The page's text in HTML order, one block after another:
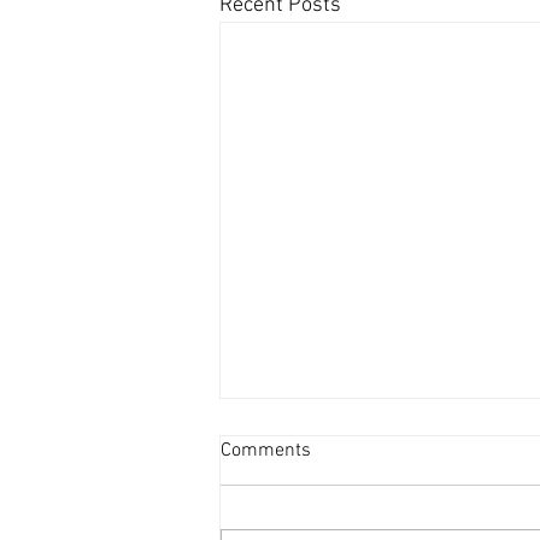
Recent Posts
資產重估派Vs防守現金流派
Comments